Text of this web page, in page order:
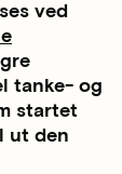
ved
tanke- og
startet
ut den